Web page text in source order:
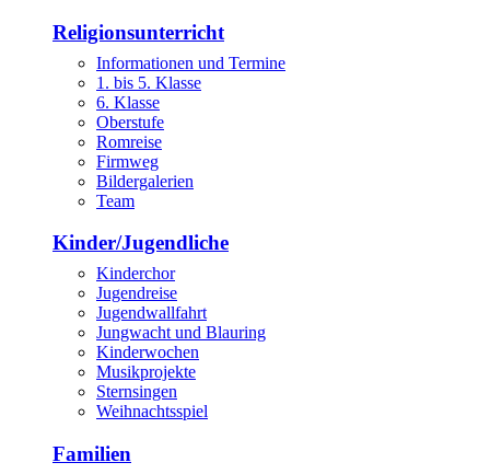
Religionsunterricht
Informationen und Termine
1. bis 5. Klasse
6. Klasse
Oberstufe
Romreise
Firmweg
Bildergalerien
Team
Kinder/Jugendliche
Kinderchor
Jugendreise
Jugendwallfahrt
Jungwacht und Blauring
Kinderwochen
Musikprojekte
Sternsingen
Weihnachtsspiel
Familien